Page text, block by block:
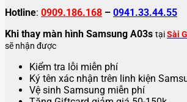
Hotline: 0909.186.168 – 0941.33.44.55
Khi thay màn hình Samsung A03s tạiSài
sẽ nhận được
Kiểm tra lỗi miễn phí
Ký tên xác nhận trên linh kiện
Vệ sinh Samsung miễn phí